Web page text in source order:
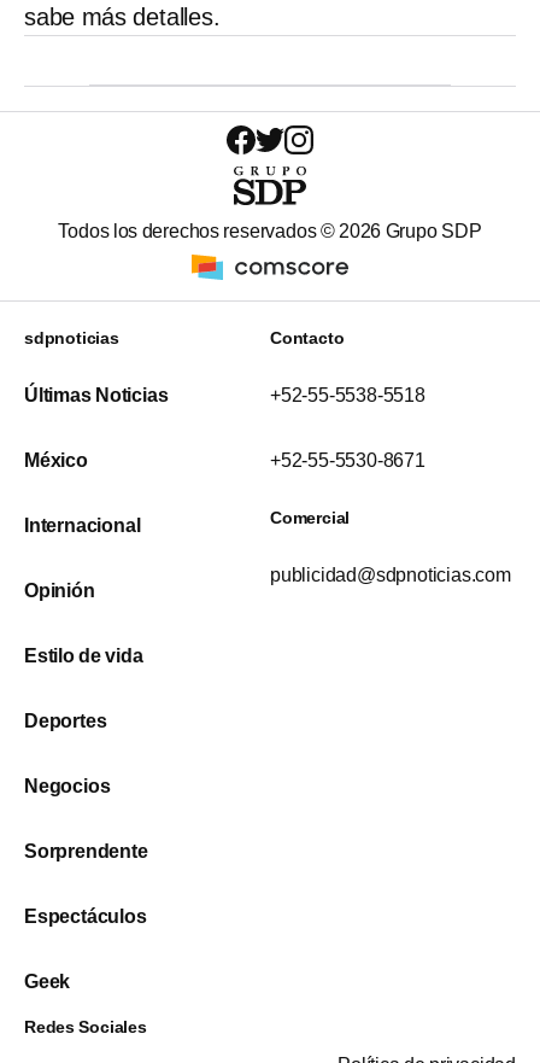
sabe más detalles.
Todos los derechos reservados © 2026 Grupo SDP
sdpnoticias
Últimas Noticias
México
Internacional
Opinión
Estilo de vida
Deportes
Negocios
Sorprendente
Espectáculos
Geek
Contacto
+52-55-5538-5518
+52-55-5530-8671
Comercial
publicidad@sdpnoticias.com
Redes Sociales